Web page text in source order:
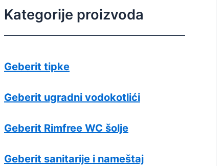
Kategorije proizvoda
Geberit tipke
Geberit ugradni vodokotlići
Geberit Rimfree WC šolje
Geberit sanitarije i nameštaj